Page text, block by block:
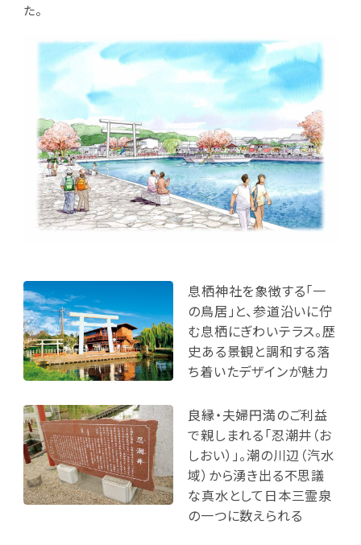
た。
息栖神社を象徴する「一
の鳥居」と、参道沿いに佇
む息栖にぎわいテラス。歴
史ある景観と調和する落
ち着いたデザインが魅力
良縁・夫婦円満のご利益
で親しまれる「忍潮井（お
しおい）」。潮の川辺（汽水
域）から湧き出る不思議
な真水として日本三霊泉
の一つに数えられる